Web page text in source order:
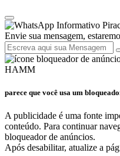
Informativo
Envie sua mensagem,
HAMM
parece que você usa um
A publicidade é uma fonte
conteúdo. Para continuar
bloqueador de anúncios.
Após desabilitar, atualize a